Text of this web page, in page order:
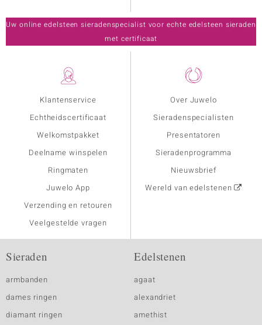
Klantenservice
Echtheidscertificaat
Welkomstpakket
Deelname winspelen
Ringmaten
Juwelo App
Verzending en retouren
Veelgestelde vragen
Over Juwelo
Sieradenspecialisten
Presentatoren
Sieradenprogramma
Nieuwsbrief
Wereld van edelstenen
Uw online edelsteen sieradenspecialist voor echte edelsteen sieraden
met certificaat
Sieraden
armbanden
dames ringen
diamant ringen
Edelstenen
agaat
alexandriet
amethist